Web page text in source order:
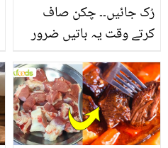
رُک جائیں۔۔ چکن صاف
کرتے وقت یہ باتیں ضرور
یاد رکھیں